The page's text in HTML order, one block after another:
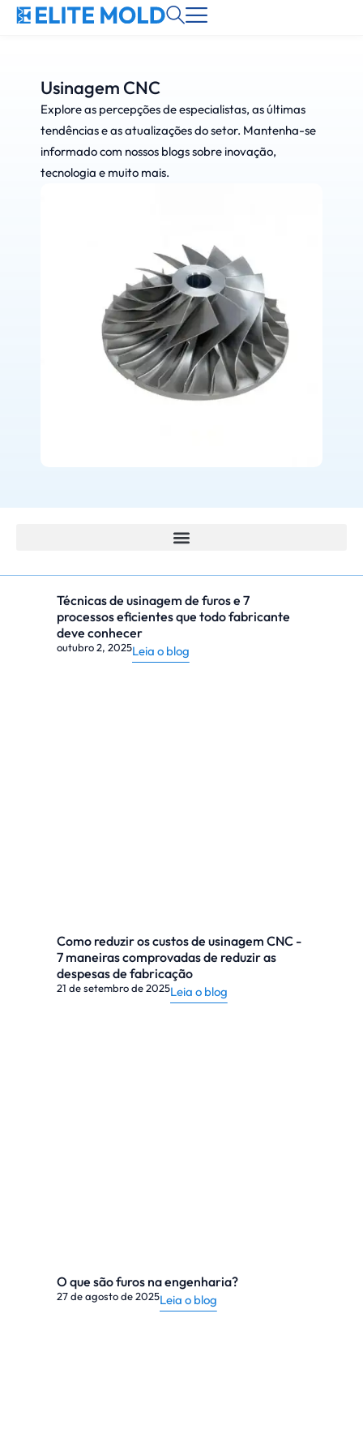
Usinagem CNC
Explore as percepções de especialistas, as últimas
tendências e as atualizações do setor. Mantenha-se
informado com nossos blogs sobre inovação,
tecnologia e muito mais.
Técnicas de usinagem de furos e 7
processos eficientes que todo fabricante
deve conhecer
outubro 2, 2025Leia o blog
Como reduzir os custos de usinagem CNC -
7 maneiras comprovadas de reduzir as
despesas de fabricação
21 de setembro de 2025Leia o blog
O que são furos na engenharia?
27 de agosto de 2025Leia o blog